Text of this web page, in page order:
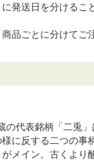
発送日を分けるこ
品ごとに分けてご
代表銘柄「二兎
様に反する二つの
メイン。古くより